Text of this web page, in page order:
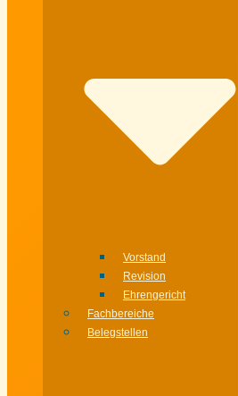
Vorstand
Revision
Ehrengericht
Fachbereiche
Belegstellen